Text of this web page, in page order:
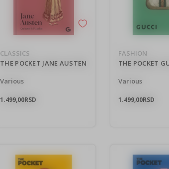
CLASSICS
THE POCKET JANE AUSTEN
Various
1.499,00RSD
FASHION
THE POCKET
Various
1.499,00RSD